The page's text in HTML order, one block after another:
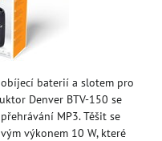
baterií a slotem pro
Denver BTV-150 se
MP3. Těšit se
výkonem 10 W, které